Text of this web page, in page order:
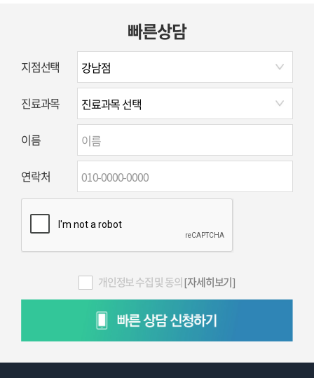
빠른상담
지점선택
진료과목
이름
연락처
개인정보 수집 및 동의[자세히보기]